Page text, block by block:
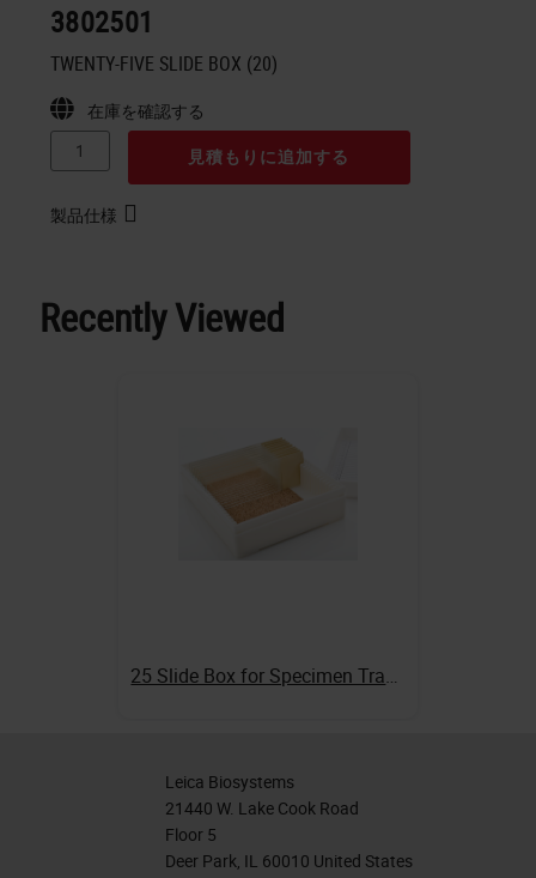
3802501
TWENTY-FIVE SLIDE BOX (20)
在庫を確認する
見積もりに追加する
製品仕様
Recently Viewed
25 Slide Box for Specimen Transport
Leica Biosystems
21440 W. Lake Cook Road
Floor 5
Deer Park, IL 60010 United States